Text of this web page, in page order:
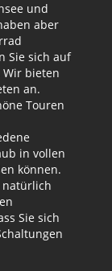
und
aber
Sie sich auf
bieten
an.
Touren
in vollen
können.
natürlich
Sie sich